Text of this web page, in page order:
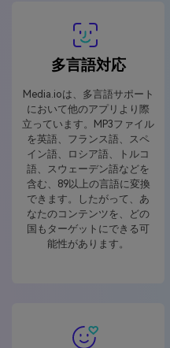
多言語対応
Media.ioは、多言語サポート
において他のアプリより際
立っています。MP3ファイル
を英語、フランス語、スペ
イン語、ロシア語、トルコ
語、スウェーデン語などを
含む、89以上の言語に変換
できます。したがって、あ
なたのコンテンツを、どの
国もターゲットにできる可
能性があります。